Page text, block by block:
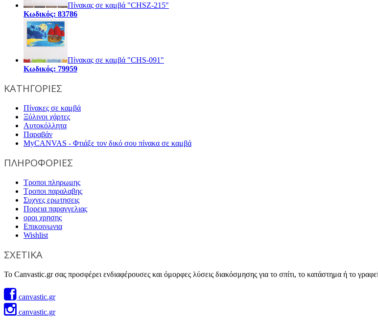
Πίνακας σε καμβά "CHSZ-215"
Κωδικός: 83786
Πίνακας σε καμβά "CHS-091"
Κωδικός: 79959
ΚΑΤΗΓΟΡΙΕΣ
Πίνακες σε καμβά
Ξύλινοι χάρτες
Αυτοκόλλητα
Παραβάν
MyCANVAS - Φτιάξε τον δικό σου πίνακα σε καμβά
ΠΛΗΡΟΦΟΡΙΕΣ
Τροποι πληρωμης
Τροποι παραλαβης
Συχνες ερωτησεις
Πορεια παραγγελιας
οροι χρησης
Επικοινωνια
Wishlist
ΣΧΕΤΙΚΑ
Το Canvastic.gr σας προσφέρει ενδιαφέρουσες και όμορφες λύσεις διακόσμησης για το σπίτι, το κατάστημα ή το
canvastic.gr
canvastic.gr